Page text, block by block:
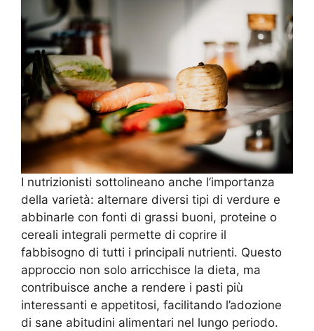
I nutrizionisti sottolineano anche l’importanza
della varietà: alternare diversi tipi di verdure e
abbinarle con fonti di grassi buoni, proteine o
cereali integrali permette di coprire il
fabbisogno di tutti i principali nutrienti. Questo
approccio non solo arricchisce la dieta, ma
contribuisce anche a rendere i pasti più
interessanti e appetitosi, facilitando l’adozione
di sane abitudini alimentari nel lungo periodo.